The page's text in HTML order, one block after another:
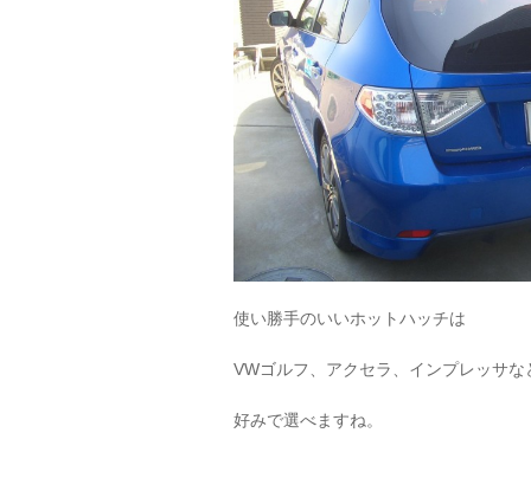
使い勝手のいいホットハッチは
VWゴルフ、アクセラ、インプレッサな
好みで選べますね。